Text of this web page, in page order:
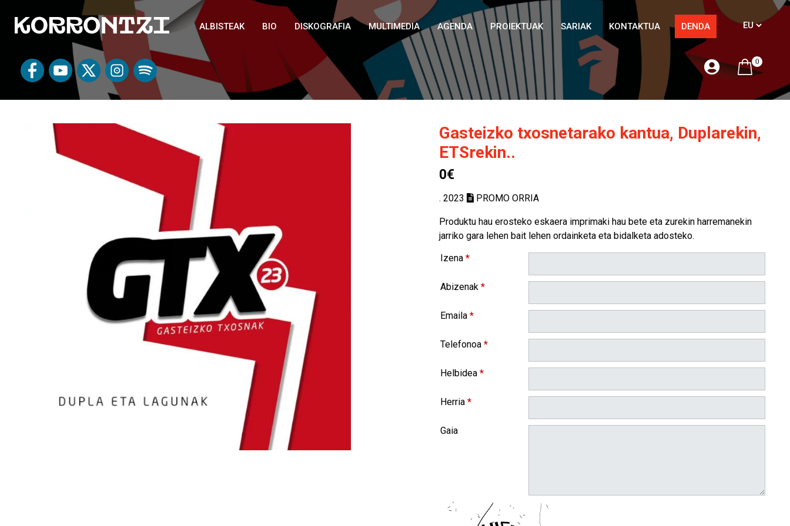
ALBISTEAK BIO DISKOGRAFIA MULTIMEDIA AGENDA PROIEKTUAK SARIAK KONTAKTUA DENDA
0
Gasteizko txosnetarako kantua, Duplarekin,
ETSrekin..
0€
. 2023 PROMO ORRIA
Produktu hau erosteko eskaera imprimaki hau bete eta zurekin harremanekin
jarriko gara lehen bait lehen ordainketa eta bidalketa adosteko.
Izena *
Abizenak *
Emaila *
Telefonoa *
Helbidea *
Herria *
Gaia